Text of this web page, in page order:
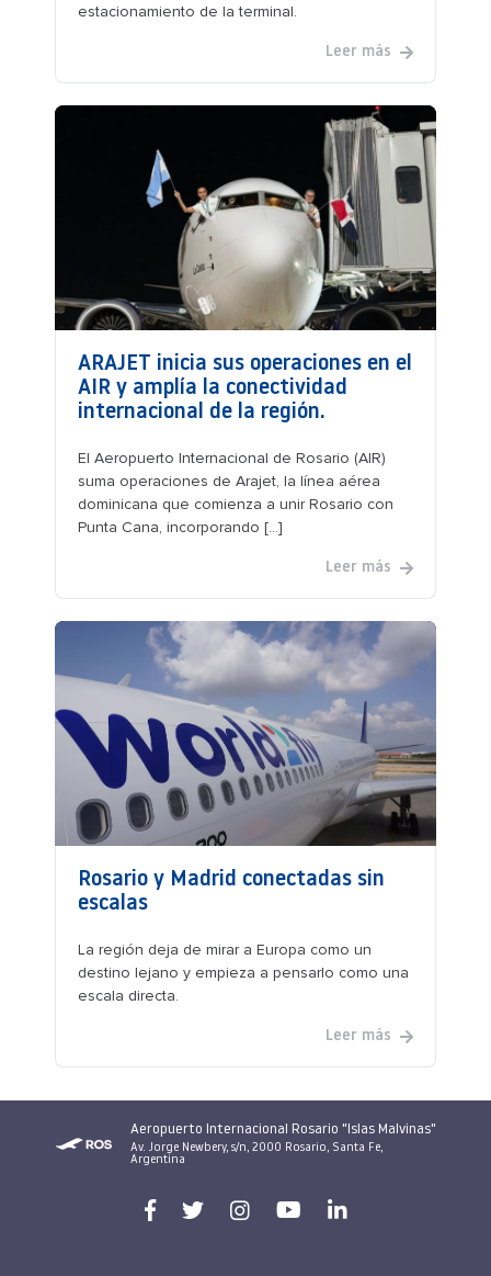
estacionamiento de la terminal.
Leer más
ARAJET inicia sus operaciones en el
AIR y amplía la conectividad
internacional de la región.
El Aeropuerto Internacional de Rosario (AIR)
suma operaciones de Arajet, la línea aérea
dominicana que comienza a unir Rosario con
Punta Cana, incorporando [...]
Leer más
Rosario y Madrid conectadas sin
escalas
La región deja de mirar a Europa como un
destino lejano y empieza a pensarlo como una
escala directa.
Leer más
Aeropuerto Internacional Rosario "Islas Malvinas"
Av. Jorge Newbery, s/n, 2000 Rosario, Santa Fe,
Argentina